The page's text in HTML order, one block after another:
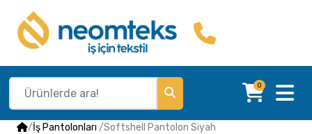
0
/İş Pantolonları /Softshell Pantolon Siyah